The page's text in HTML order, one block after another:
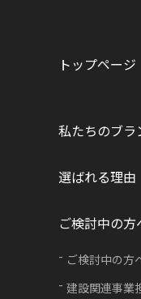
トップページ
私たちのブラ
選ばれる理由
ご検討中の方
ご検討中の方
建設関連事業